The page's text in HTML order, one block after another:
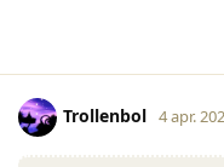
Trollenbol 4 apr.